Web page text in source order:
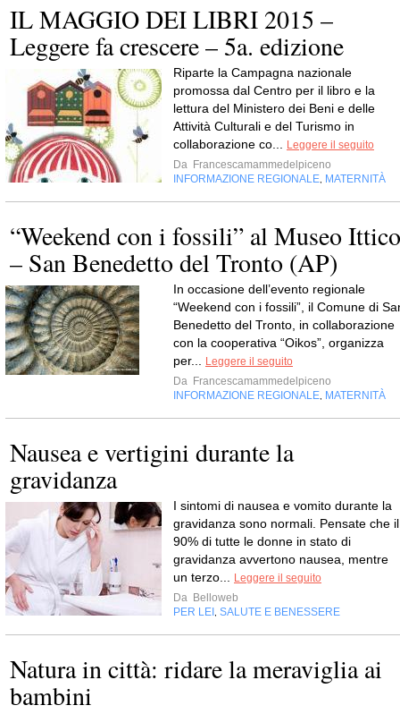
IL MAGGIO DEI LIBRI 2015 –
Leggere fa crescere – 5a. edizione
Riparte la Campagna nazionale
promossa dal Centro per il libro e la
lettura del Ministero dei Beni e delle
Attività Culturali e del Turismo in
collaborazione co...
Leggere il seguito
Da Francescamammedelpiceno
INFORMAZIONE REGIONALE MATERNITÀ
“Weekend con i fossili” al Museo Ittico
– San Benedetto del Tronto (AP)
In occasione dell’evento regionale
“Weekend con i fossili”, il Comune di
Benedetto del Tronto, in collaborazione
con la cooperativa “Oikos”, organizza
per...
Leggere il seguito
Da Francescamammedelpiceno
INFORMAZIONE REGIONALE MATERNITÀ
Nausea e vertigini durante la
gravidanza
I sintomi di nausea e vomito durante la
gravidanza sono normali. Pensate che il
90% di tutte le donne in stato di
gravidanza avvertono nausea, mentre
un terzo...
Leggere il seguito
Da Belloweb
PER LEI
SALUTE E BENESSERE
Natura in città: ridare la meraviglia ai
bambini